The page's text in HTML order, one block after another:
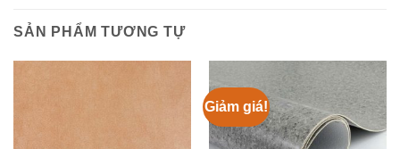
SẢN PHẨM TƯƠNG TỰ
Giảm giá!